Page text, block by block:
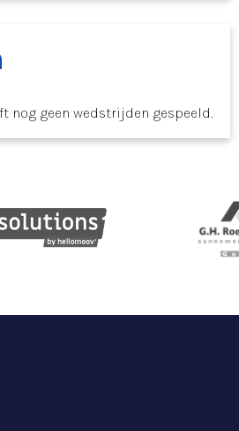
nog geen wedstrijden gespeeld.